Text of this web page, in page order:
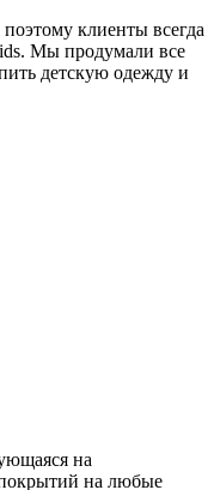
клиенты всегда
Мы продумали все
детскую одежду и
на
на любые